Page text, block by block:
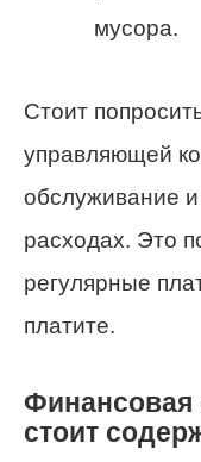
мусора.
Стоит
управляющей
обслуживание
расходах. Это
регулярные
платите.
Финансовая
стоит